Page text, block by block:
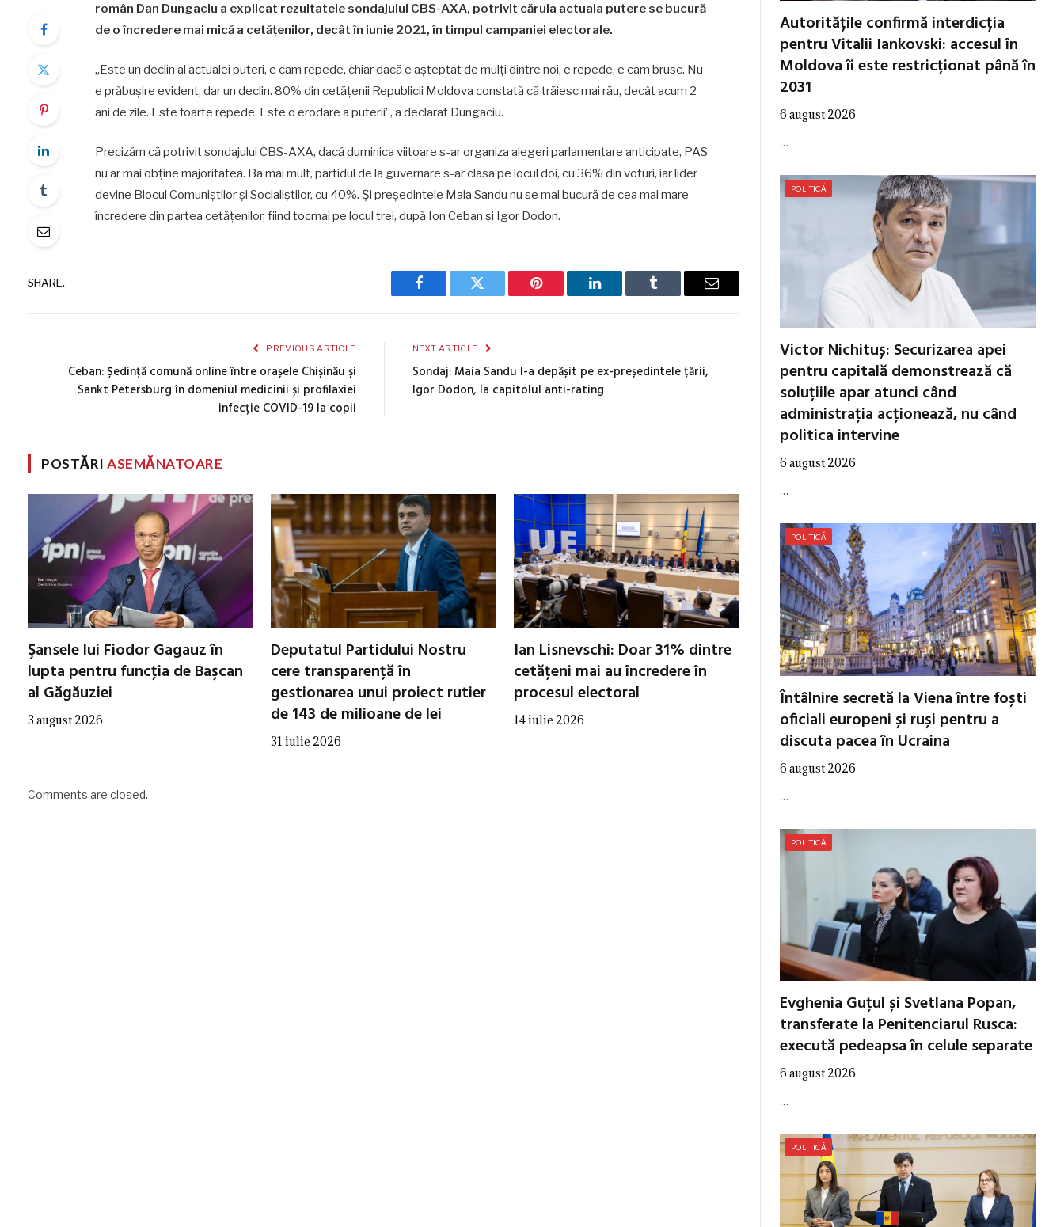
român Dan Dungaciu a explicat rezultatele sondajului CBS-AXA, potrivit căruia actuala putere se bucură
de o încredere mai mică a cetățenilor, decât în iunie 2021, în timpul campaniei electorale.
„Este un declin al actualei puteri, e cam repede, chiar dacă e așteptat de mulți dintre noi, e repede, e cam brusc. Nu
e prăbușire evident, dar un declin. 80% din cetățenii Republicii Moldova constată că trăiesc mai rău, decât acum 2
ani de zile. Este foarte repede. Este o erodare a puterii”, a declarat Dungaciu.
Precizăm că potrivit sondajului CBS-AXA, dacă duminica viitoare s-ar organiza alegeri parlamentare anticipate, PAS
nu ar mai obține majoritatea. Ba mai mult, partidul de la guvernare s-ar clasa pe locul doi, cu 36% din voturi, iar lider
devine Blocul Comuniștilor și Socialiștilor, cu 40%. Și președintele Maia Sandu nu se mai bucură de cea mai mare
încredere din partea cetățenilor, fiind tocmai pe locul trei, după Ion Ceban și Igor Dodon.
SHARE.
Facebook Twitter Pinterest LinkedIn Tumblr Email
PREVIOUS ARTICLE
Ceban: Ședință comună online între orașele Chișinău și
Sankt Petersburg în domeniul medicinii și profilaxiei
infecție COVID-19 la copii
NEXT ARTICLE
Sondaj: Maia Sandu l-a depășit pe ex-președintele țării,
Igor Dodon, la capitolul anti-rating
POSTĂRIASEMĂNATOARE
Şansele lui Fiodor Gagauz în
lupta pentru funcţia de Başcan
al Găgăuziei
3 august 2026
Deputatul Partidului Nostru
cere transparență în
gestionarea unui proiect rutier
de 143 de milioane de lei
31 iulie 2026
Ian Lisnevschi: Doar 31% dintre
cetățeni mai au încredere în
procesul electoral
14 iulie 2026
Comments are closed.
Autoritățile confirmă interdicția
pentru Vitalii Iankovski: accesul în
Moldova îi este restricționat până în
2031
6 august 2026
…
POLITICĂ
Victor Nichituș: Securizarea apei
pentru capitală demonstrează că
soluțiile apar atunci când
administrația acționează, nu când
politica intervine
6 august 2026
…
POLITICĂ
Întâlnire secretă la Viena între foști
oficiali europeni și ruși pentru a
discuta pacea în Ucraina
6 august 2026
…
POLITICĂ
Evghenia Guțul și Svetlana Popan,
transferate la Penitenciarul Rusca:
execută pedeapsa în celule separate
6 august 2026
…
POLITICĂ